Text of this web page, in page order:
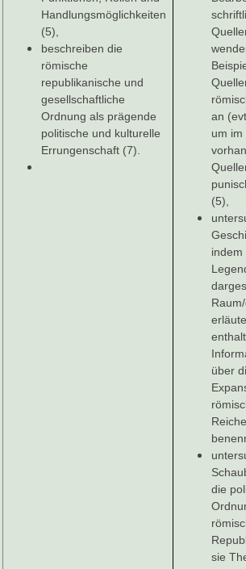
Handlungsmöglichkeiten
(5),
beschreiben die
römische
republikanische und
gesellschaftliche
Ordnung als prägende
politische und kulturelle
Errungenschaft (7).
an
um im
(5),
indem
über
die
sie